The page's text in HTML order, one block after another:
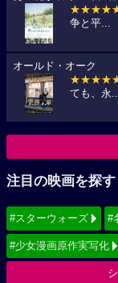
争と平...
オールド・オーク
ても、永
注目の映画を探す
#スターウォーズ #
#少女漫画原作実写化